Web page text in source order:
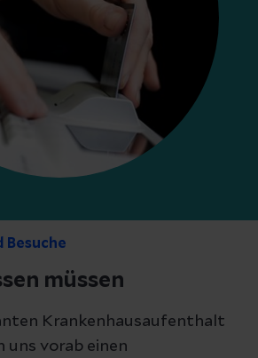
Besuche
müssen
Krankenhausaufenthalt
uns vorab einen